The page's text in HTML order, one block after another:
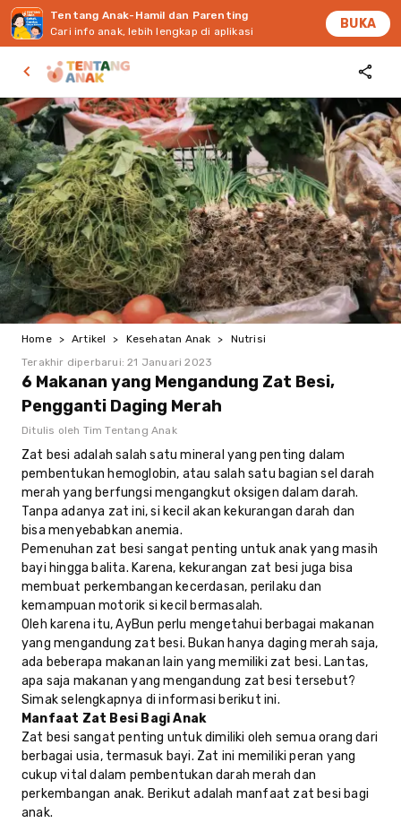
Tentang Anak-Hamil dan Parenting
Cari info anak, lebih lengkap di aplikasi
BUKA
Home > Artikel > Kesehatan Anak >
Nutrisi
Terakhir diperbarui:21 Januari 2023
6 Makanan yang Mengandung Zat Besi,
Pengganti Daging Merah
Ditulis oleh Tim Tentang Anak
Zat besi adalah salah satu mineral yang penting dalam
pembentukan hemoglobin, atau salah satu bagian sel darah
merah yang berfungsi mengangkut oksigen dalam darah.
Tanpa adanya zat ini, si kecil akan kekurangan darah dan
bisa menyebabkan anemia.
Pemenuhan zat besi sangat penting untuk anak yang masih
bayi hingga balita. Karena, kekurangan zat besi juga bisa
membuat perkembangan kecerdasan, perilaku dan
kemampuan motorik si kecil bermasalah.
Oleh karena itu, AyBun perlu mengetahui berbagai makanan
yang mengandung zat besi. Bukan hanya daging merah saja,
ada beberapa makanan lain yang memiliki zat besi. Lantas,
apa saja makanan yang mengandung zat besi tersebut?
Simak selengkapnya di informasi berikut ini.
Manfaat Zat Besi Bagi Anak
Zat besi sangat penting untuk dimiliki oleh semua orang dari
berbagai usia, termasuk bayi. Zat ini memiliki peran yang
cukup vital dalam pembentukan darah merah dan
perkembangan anak. Berikut adalah manfaat zat besi bagi
anak.